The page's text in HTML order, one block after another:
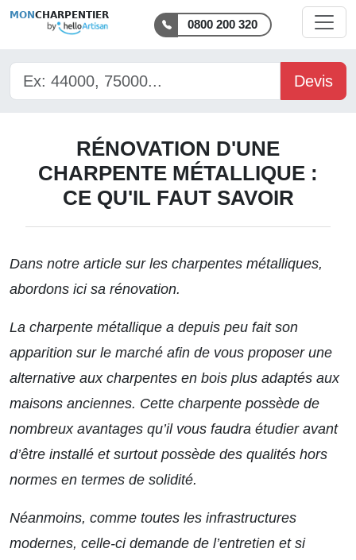
MON CHARPENTIER
0800 200 320
Devis
RÉNOVATION D'UNE
CHARPENTE MÉTALLIQUE :
CE QU'IL FAUT SAVOIR
Dans notre article sur les charpentes métalliques,
abordons ici sa rénovation.
La charpente métallique a depuis peu fait son
apparition sur le marché afin de vous proposer une
alternative aux charpentes en bois plus adaptés aux
maisons anciennes. Cette charpente possède de
nombreux avantages qu’il vous faudra étudier avant
d’être installé et surtout possède des qualités hors
normes en termes de solidité.
Néanmoins, comme toutes les infrastructures
modernes, celle-ci demande de l’entretien et si